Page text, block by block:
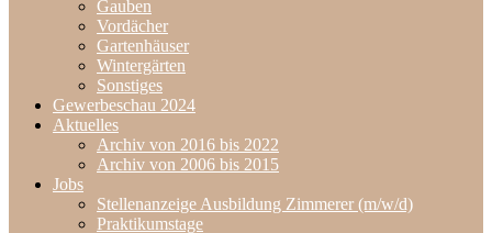
Gauben
Vordächer
Gartenhäuser
Wintergärten
Sonstiges
Gewerbeschau 2024
Aktuelles
Archiv von 2016 bis 2022
Archiv von 2006 bis 2015
Jobs
Stellenanzeige Ausbildung Zimmerer (m/w/d)
Praktikumstage